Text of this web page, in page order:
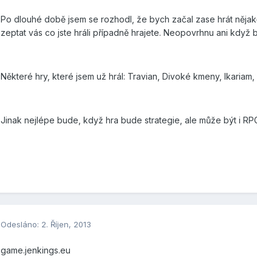
Po dlouhé době jsem se rozhodl, že bych začal zase hrát
zeptat vás co jste hráli případně hrajete. Neopovrhnu ani když
Některé hry, které jsem už hrál: Travian, Divoké kmeny,
Jinak nejlépe bude, když hra bude strategie, ale může být i
Odesláno: 2. Říjen, 2013
game.jenkings.eu